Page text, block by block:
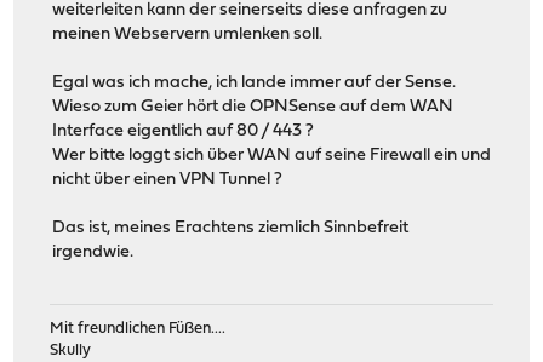
weiterleiten kann der seinerseits diese anfragen zu
meinen Webservern umlenken soll.
Egal was ich mache, ich lande immer auf der Sense.
Wieso zum Geier hört die OPNSense auf dem WAN
Interface eigentlich auf 80 / 443 ?
Wer bitte loggt sich über WAN auf seine Firewall ein und
nicht über einen VPN Tunnel ?
Das ist, meines Erachtens ziemlich Sinnbefreit
irgendwie.
Mit freundlichen Füßen....
Skully